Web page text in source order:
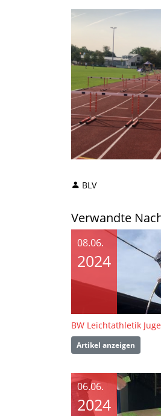
BLV
Verwandte
08.06.
2024
BW Leichtathletik
Artikel anzeigen
06.06.
2024